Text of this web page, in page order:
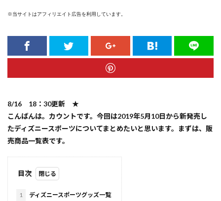
※当サイトはアフィリエイト広告を利用しています。
8/16 18：30更新 ★
こんばんは。カウントです。今回は2019年5月10日から新発売し
たディズニースポーツについてまとめたいと思います。まずは、販
売商品一覧表です。
目次
1 ディズニースポーツグッズ一覧